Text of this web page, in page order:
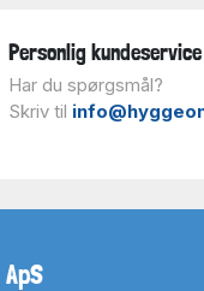
Personlig kundeservice
Har du spørgsmål?
Skriv til